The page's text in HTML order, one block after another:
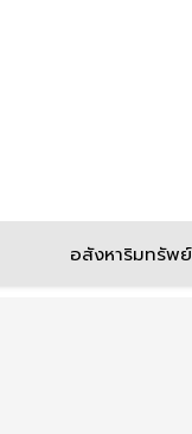
อสังหาริมทรัพย์